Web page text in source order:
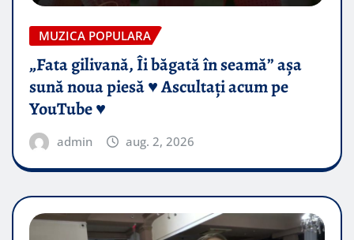
MUZICA POPULARA
„Fata gilivană, Îi băgată în seamă” așa
sună noua piesă ♥️ Ascultați acum pe
YouTube ♥️
admin aug. 2, 2026